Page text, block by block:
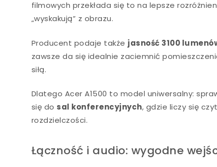
filmowych przekłada się to na lepsze
„wyskakują” z obrazu.
Producent podaje także jasność 3100
zawsze da się idealnie zaciemnić
siłą.
Dlatego Acer A1500 to model uniwersalny:
się do sal konferencyjnych, gdzie liczy się
rozdzielczości.
Łączność i audio: wygodne